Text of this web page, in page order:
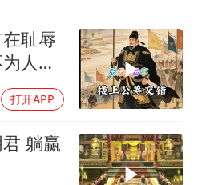
士兵把枪口对准中国记者
笔试第一被劝弃考涉事副校长被撤职
海豚5次眼壁置换
构建更高水平的全民健身公共服务体系
耻辱
人知
打开APP
躺赢